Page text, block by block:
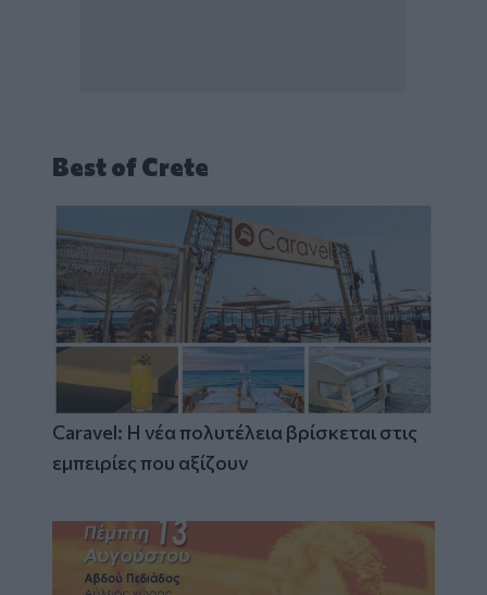
Best of Crete
Caravel: Η νέα πολυτέλεια βρίσκεται στις
εμπειρίες που αξίζουν